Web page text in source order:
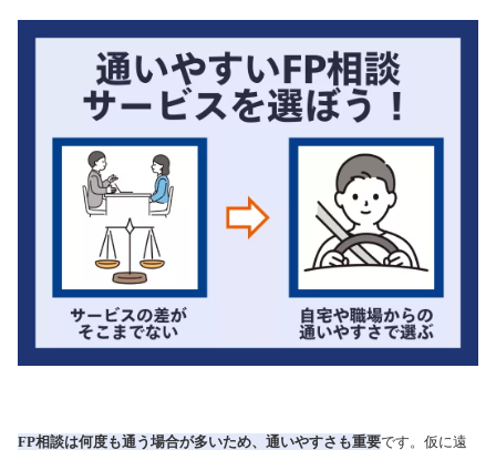
FP相談は何度も通う場合が多いため、通いやすさも重要です。仮に遠